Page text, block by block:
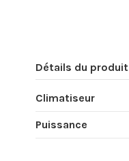
Détails du produit
Climatiseur
Puissance